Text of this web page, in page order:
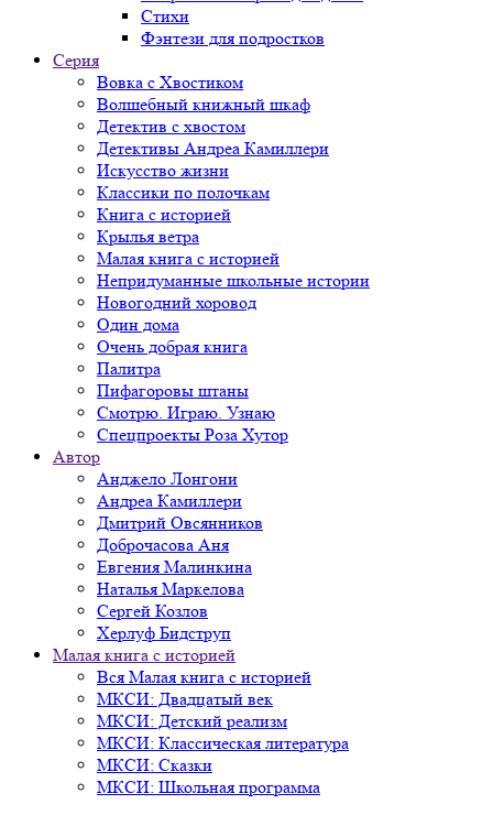
Стихи
Фэнтези для подростков
Серия
Вовка с Хвостиком
Волшебный книжный шкаф
Детектив с хвостом
Детективы Андреа Камиллери
Искусство жизни
Классики по полочкам
Книга с историей
Крылья ветра
Малая книга с историей
Непридуманные школьные истории
Новогодний хоровод
Один дома
Очень добрая книга
Палитра
Пифагоровы штаны
Смотрю. Играю. Узнаю
Спецпроекты Роза Хутор
Автор
Анджело Лонгони
Андреа Камиллери
Дмитрий Овсянников
Доброчасова Аня
Евгения Малинкина
Наталья Маркелова
Сергей Козлов
Херлуф Бидструп
Малая книга с историей
Вся Малая книга с историей
МКСИ: Двадцатый век
МКСИ: Детский реализм
МКСИ: Классическая литература
МКСИ: Сказки
МКСИ: Школьная программа